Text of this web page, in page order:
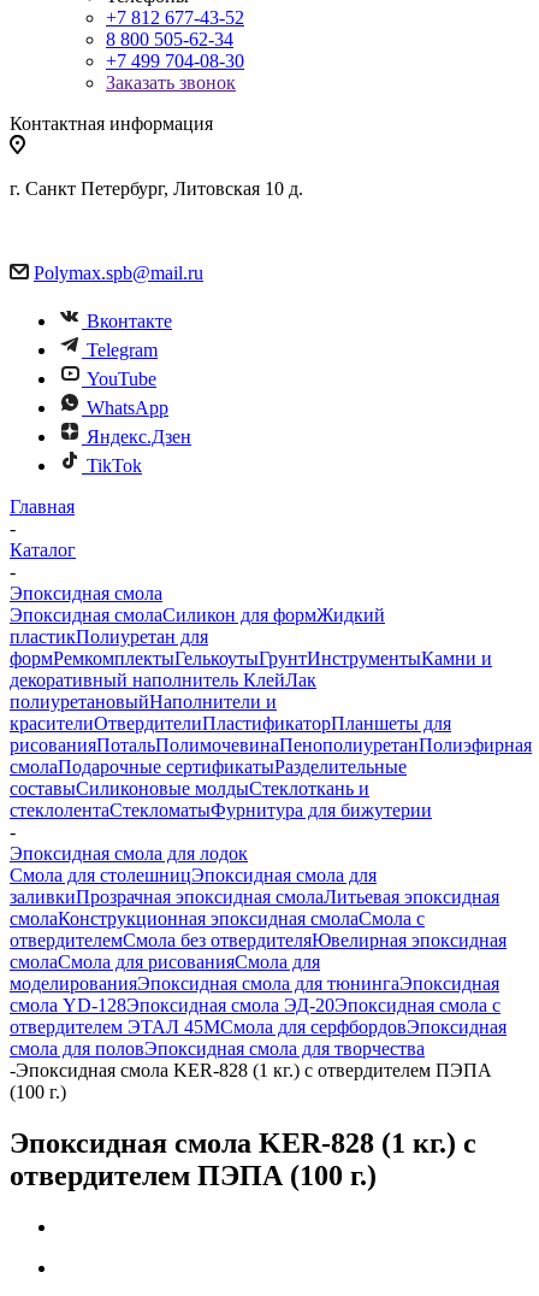
+7 812 677-43-52
8 800 505-62-34
+7 499 704-08-30
Заказать звонок
Контактная информация
г. Санкт Петербург, Литовская 10 д.
Polymax.spb@mail.ru
Вконтакте
Telegram
YouTube
WhatsApp
Яндекс.Дзен
TikTok
Главная
-
Каталог
-
Эпоксидная смола
Эпоксидная смолаСиликон для формЖидкий
пластикПолиуретан для
формРемкомплектыГелькоутыГрунтИнструментыКамни и
декоративный наполнитель КлейЛак
полиуретановыйНаполнители и
красителиОтвердителиПластификаторПланшеты для
рисованияПотальПолимочевинаПенополиуретанПолиэфирная
смолаПодарочные сертификатыРазделительные
составыСиликоновые молдыСтеклоткань и
стеклолентаСтекломатыФурнитура для бижутерии
-
Эпоксидная смола для лодок
Смола для столешницЭпоксидная смола для
заливкиПрозрачная эпоксидная смолаЛитьевая эпоксидная
смолаКонструкционная эпоксидная смолаСмола с
отвердителемСмола без отвердителяЮвелирная эпоксидная
смолаСмола для рисованияСмола для
моделированияЭпоксидная смола для тюнингаЭпоксидная
смола YD-128Эпоксидная смола ЭД-20Эпоксидная смола с
отвердителем ЭТАЛ 45МСмола для серфбордовЭпоксидная
смола для половЭпоксидная смола для творчества
-Эпоксидная смола KER-828 (1 кг.) с отвердителем ПЭПА
(100 г.)
Эпоксидная смола KER-828 (1 кг.) с
отвердителем ПЭПА (100 г.)